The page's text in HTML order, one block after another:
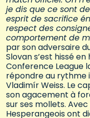
je dis que ce sont
esprit de sacrifice
respect des
comportement de
par son adversaire
Slovan s’est hissé
Conference League
répondre au rythme
Vladimír Weiss. Le
son agacement à
sur ses mollets.
Hesperangeois ont